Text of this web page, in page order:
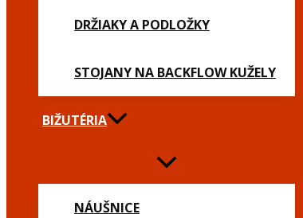
DRŽIAKY A PODLOŽKY
STOJANY NA BACKFLOW KUŽELY
BIŽUTÉRIA
NÁUŠNICE